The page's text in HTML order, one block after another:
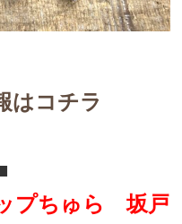
はコチラ
プちゅら 坂戸